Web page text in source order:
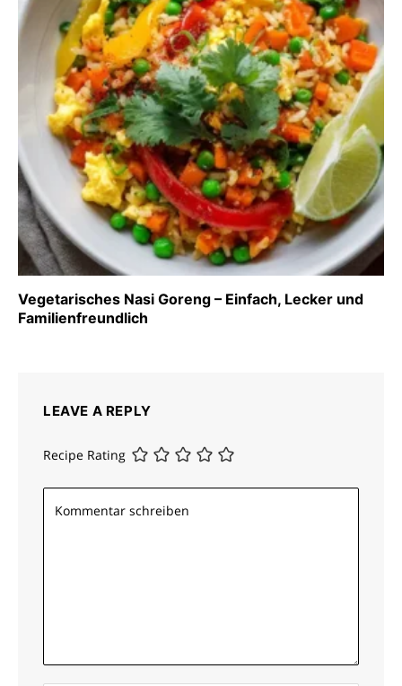
Vegetarisches Nasi Goreng – Einfach, Lecker und
Familienfreundlich
LEAVE A REPLY
Recipe Rating